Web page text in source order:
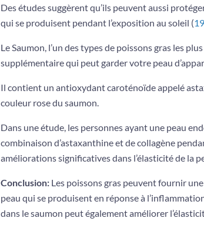
Des études suggèrent qu’ils peuvent aussi
qui se produisent pendant l’exposition au soleil (19
Le Saumon, l’un des types de poissons gras les
supplémentaire qui peut garder votre peau
Il contient un antioxydant caroténoïde appelé
couleur rose du saumon.
Dans une étude, les personnes ayant une peau
combinaison d’astaxanthine et de collagène
améliorations significatives dans l’élasticité de la
Conclusion:Les poissons gras peuvent fournir
peau qui se produisent en réponse à
dans le saumon peut également améliorer